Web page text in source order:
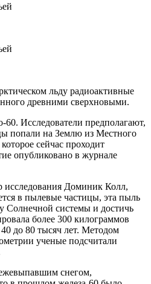
льду радиоактивные
древними сверхновыми.
60. Исследователи предполагают,
попали на Землю из Местного
сейчас проходит
опубликовано в журнале
исследования Доминик Колл,
в пылевые частицы, эта пыль
Солнечной системы и достичь
более 300 килограммов
40 до 80 тысяч лет. Методом
ученые подсчитали
снегом,